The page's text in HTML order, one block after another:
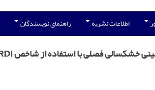
اطلاعات نشریه راهنمای نویسندگان